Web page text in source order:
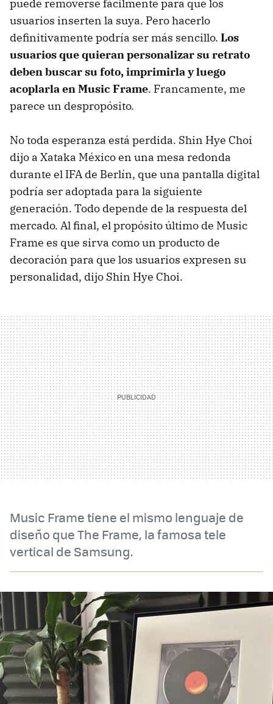
puede removerse fácilmente para que los
usuarios inserten la suya. Pero hacerlo
definitivamente podría ser más sencillo. Los
usuarios que quieran personalizar su retrato
deben buscar su foto, imprimirla y luego
acoplarla en Music Frame. Francamente, me
parece un despropósito.
No toda esperanza está perdida. Shin Hye Choi
dijo a Xataka México en una mesa redonda
durante el IFA de Berlín, que una pantalla digital
podría ser adoptada para la siguiente
generación. Todo depende de la respuesta del
mercado. Al final, el propósito último de Music
Frame es que sirva como un producto de
decoración para que los usuarios expresen su
personalidad, dijo Shin Hye Choi.
Music Frame tiene el mismo lenguaje de
diseño que The Frame, la famosa tele
vertical de Samsung.